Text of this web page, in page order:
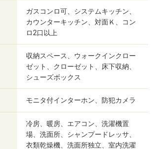
ガスコンロ可、システムキッチン、
カウンターキッチン、対面Ｋ、コン
ロ2口以上
収納スペース、ウォークインクロー
ゼット、クローゼット、床下収納、
シューズボックス
モニタ付インターホン、防犯カメラ
冷房、暖房、エアコン、洗濯機置
場、洗面所、シャンプードレッサ、
衣類乾燥機、洗面所独立、室内洗濯